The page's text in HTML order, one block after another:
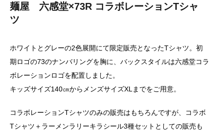
麺屋 六感堂×73R コラボレーションTシャ
ツ
ホワイトとグレーの2色展開にて限定販売となったTシャツ。初
期ロゴの73のナンバリングを胸に、バックスタイルは六感堂コラ
ボレーションロゴを配置しました。
キッズサイズ140㎝からメンズサイズXLまでをご用意。
コラボレーションTシャツのみの販売はもちろんですが、コラボ
Tシャツ＋ラーメンラリーキラシール3種セットとしての販売も